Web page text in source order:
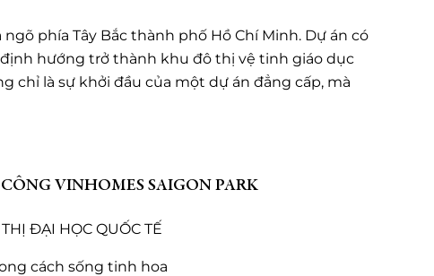
phía Tây Bắc thành phố Hồ Chí Minh. Dự án có
định hướng trở thành khu đô thị vệ tinh giáo dục
chỉ là sự khởi đầu của một dự án đẳng cấp, mà
VINHOMES SAIGON PARK
ĐẠI HỌC QUỐC TẾ
cách sống tinh hoa